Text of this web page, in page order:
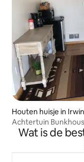
Houten huisje in Irwin
Achtertuin
Wat is de